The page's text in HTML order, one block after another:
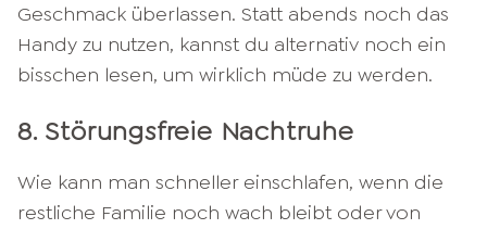
Geschmack überlassen. Statt abends noch das
Handy zu nutzen, kannst du alternativ noch ein
bisschen lesen, um wirklich müde zu werden.
8. Störungsfreie Nachtruhe
Wie kann man schneller einschlafen, wenn die
restliche Familie noch wach bleibt oder von